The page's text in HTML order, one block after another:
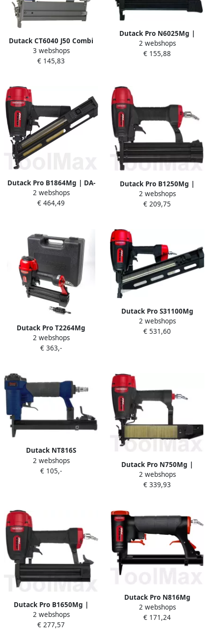
Dutack CT6040 J50 Combi
Luchttacker | Mtools
3 webshops
€ 145,83
Dutack Pro N6025Mg |
nieten 6000 | 10 t m 25mm
4210058
2 webshops
€ 155,88
Dutack Pro B1864Mg | DA-
brads | 32 t m 64mm
4212015
2 webshops
€ 464,49
Dutack Pro B1250Mg |
1.2mm minibrads | 20 t m
50mm 4212013
2 webshops
€ 209,75
Dutack Pro T2264Mg
Pneumatische T-nageltacker
| Mtools
2 webshops
€ 363,-
Dutack Pro S31100Mg
Pneumatische
stripnageltacker | Mtools
2 webshops
€ 531,60
Dutack NT816S
Pneumatische Luchttacker
| Mtools
2 webshops
€ 105,-
Dutack Pro N750Mg |
nieten 700 | 20 t m 50mm
4210056
2 webshops
€ 339,93
Dutack Pro B1650Mg |
1.6mm brads | 20 t m
50mm 4212016
2 webshops
€ 277,57
Dutack Pro N816Mg
Pneumatische Nietentacker
| Mtools
2 webshops
€ 171,24